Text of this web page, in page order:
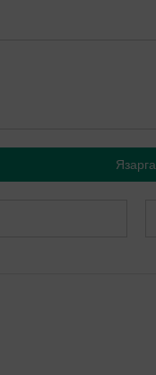
Язарга